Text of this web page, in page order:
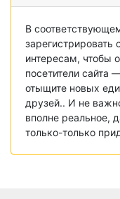
В
зарегистрировать
интересам, чтобы
посетители сайта
отыщите новых
друзей.. И не
вполне реальное,
только-только